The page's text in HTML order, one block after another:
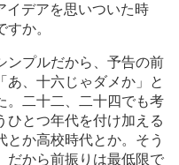
デアを思いついた時
か。
プルだから、予告の前
あ、十六じゃダメか」と
。二十二、二十四でも考
ひとつ年代を付け加える
とか高校時代とか。そう
だから前振りは最低限で